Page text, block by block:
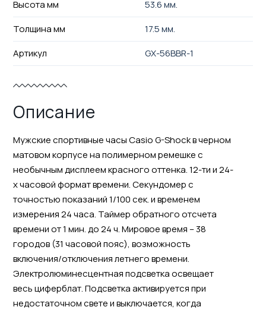
Высота мм
53.6 мм.
Толщина мм
17.5 мм.
Артикул
GX-56BBR-1
Описание
Мужские спортивные часы Casio G-Shock в черном
матовом корпусе на полимерном ремешке с
необычным дисплеем красного оттенка. 12-ти и 24-
х часовой формат времени. Секундомер с
точностью показаний 1/100 сек. и временем
измерения 24 часа. Таймер обратного отсчета
времени от 1 мин. до 24 ч. Мировое время – 38
городов (31 часовой пояс), возможность
включения/отключения летнего времени.
Электролюминесцентная подсветка освещает
весь циферблат. Подсветка активируется при
недостаточном свете и выключается, когда